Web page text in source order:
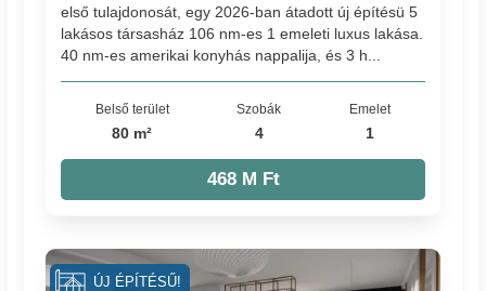
első tulajdonosát, egy 2026-ban átadott új építésü 5
lakásos társasház 106 nm-es 1 emeleti luxus lakása.
40 nm-es amerikai konyhás nappalija, és 3 h...
Belső terület
80 m²
Szobák
4
Emelet
1
468 M Ft
ÚJ ÉPÍTÉSŰ!